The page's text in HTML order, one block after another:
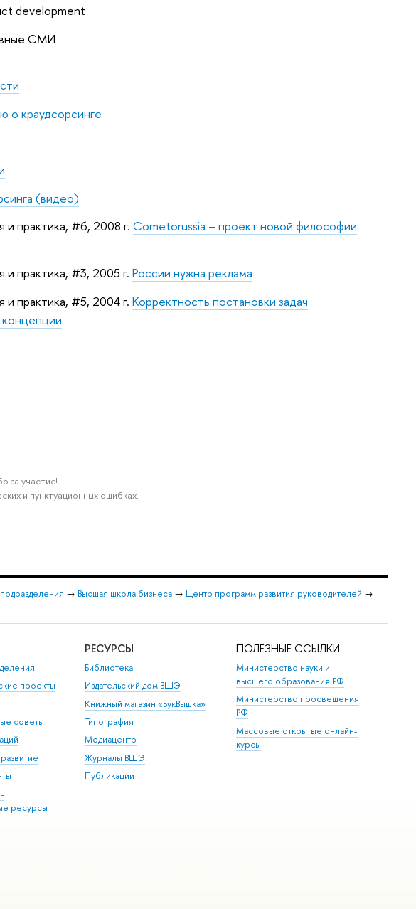
development
СМИ
о краудсорсинге
(видео)
и практика, #6, 2008 г. Cometorussia – проект новой философии
и практика, #3, 2005 г. России нужна реклама
и практика, #5, 2004 г. Корректность постановки задач
концепции
за участие!
и пунктуационных ошибках.
→ Высшая школа бизнеса → Центр программ развития руководителей →
проекты
советы
ресурсы
РЕСУРСЫ
Библиотека
Издательский дом ВШЭ
Книжный магазин «БукВышка»
Типография
Медиацентр
Журналы ВШЭ
Публикации
ПОЛЕЗНЫЕ ССЫЛКИ
Министерство науки и
высшего образования РФ
Министерство просвещения
РФ
Массовые открытые онлайн-
курсы